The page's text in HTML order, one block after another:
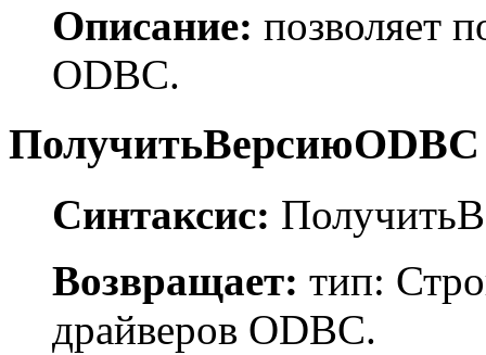
Описание: позволяет
ODBC.
Синтаксис:
Возвращает: тип:
драйверов ODBC.